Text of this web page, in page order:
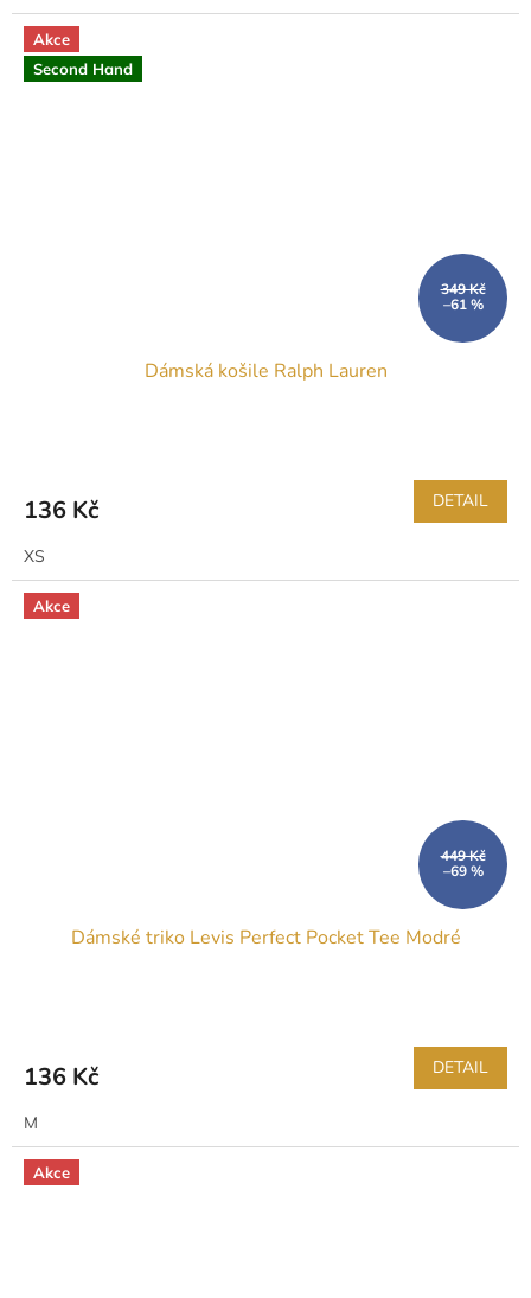
Akce
Second Hand
349 Kč
–61 %
Dámská košile Ralph Lauren
136 Kč DETAIL
XS
Akce
449 Kč
–69 %
Dámské triko Levis Perfect Pocket Tee Modré
136 Kč DETAIL
M
Akce